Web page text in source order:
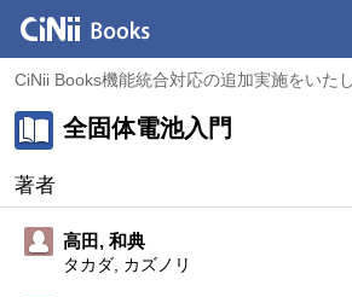
CiNii Books機能統合対応の追加実施をいた
全固体電池入門
著者
高田, 和典
タカダ, カズノリ